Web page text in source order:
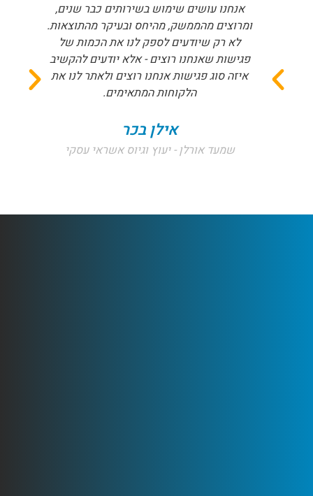
אנחנו עושים שימוש בשירותים כבר שנים,
ומרוצים מהממשק, מהיחס ובעיקר מהתוצאות.
לא רק שיודעים לספק לנו את הכמות של
פגישות שאנחנו רוצים - אלא יודעים להקשיב
איזה סוג פגישות אנחנו רוצים ולאתר לנו את
הלקוחות המתאימים.
אילן בכר
שמעד אורלן - יעוץ וגיוס אשראי עסקי